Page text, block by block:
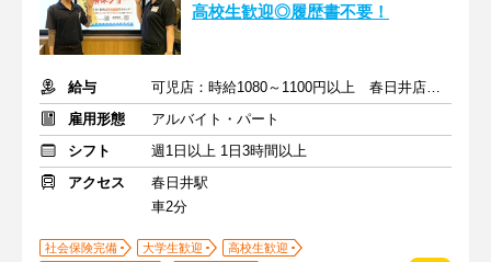
高校生歓迎◎履歴書不要！
給与
可児店：時給1080～1100円以上 春日井店：時給1200円～
雇用形態
アルバイト・パート
シフト
週1日以上 1日3時間以上
アクセス
春日井駅
車2分
社会保険完備 大学生歓迎
高校生歓迎